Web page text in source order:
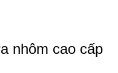
nhôm cao cấp